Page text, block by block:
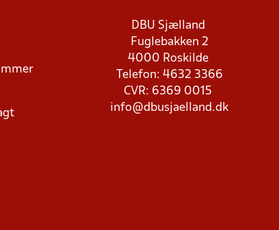
DBU Sjælland
Fuglebakken 2
4000 Roskilde
Telefon: 4632 3366
CVR: 6369 0015
info@dbusjaelland.dk